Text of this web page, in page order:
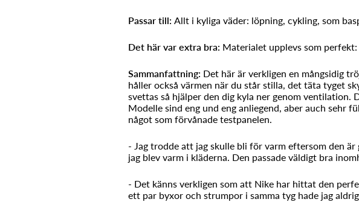
Passar till: Allt i kyliga väder: löpning, cykling, som
Det här var extra bra: Materialet upplevs som
Sammanfattning: Det här är verkligen en mångsidig
håller också värmen när du står stilla, det täta tyget
svettas så hjälper den dig kyla ner genom ventilation.
Modelle sind eng und eng anliegend, aber auch sehr
något som förvånade testpanelen.
- Jag trodde att jag skulle bli för varm eftersom den
jag blev varm i kläderna. Den passade väldigt bra
- Det känns verkligen som att Nike har hittat den
ett par byxor och strumpor i samma tyg hade jag